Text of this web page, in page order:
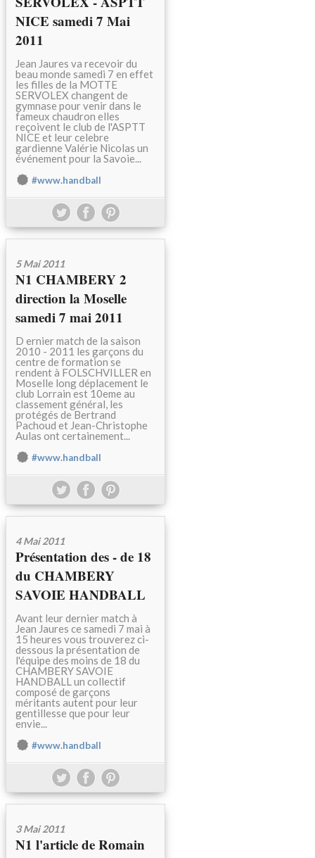
NICE samedi 7 Mai
2011
Jean Jaures va recevoir du
beau monde samedi 7 en effet
les filles de la MOTTE
SERVOLEX changent de
gymnase pour venir dans le
fameux chaudron elles
reçoivent le club de l'ASPTT
NICE et leur celebre
gardienne Valérie Nicolas un
événement pour la Savoie...
#www.handball
5 Mai 2011
N1 CHAMBERY 2
direction la Moselle
samedi 7 mai 2011
D ernier match de la saison
2010 - 2011 les garçons du
centre de formation se
rendent à FOLSCHVILLER en
Moselle long déplacement le
club Lorrain est 10eme au
classement général, les
protégés de Bertrand
Pachoud et Jean-Christophe
Aulas ont certainement...
#www.handball
4 Mai 2011
Présentation des - de 18
du CHAMBERY
SAVOIE HANDBALL
Avant leur dernier match à
Jean Jaures ce samedi 7 mai à
15 heures vous trouverez ci-
dessous la présentation de
l'équipe des moins de 18 du
CHAMBERY SAVOIE
HANDBALL un collectif
composé de garçons
méritants autent pour leur
gentillesse que pour leur
envie...
#www.handball
3 Mai 2011
N1 l'article de Romain